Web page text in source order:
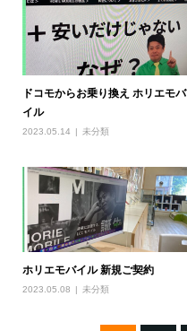
ドコモからお乗り換え ホリエモバ
イル
2023.05.14 未分類
ホリエモバイル 新規ご契約
2023.05.08 未分類